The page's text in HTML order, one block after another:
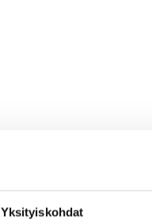
Yksityiskohdat